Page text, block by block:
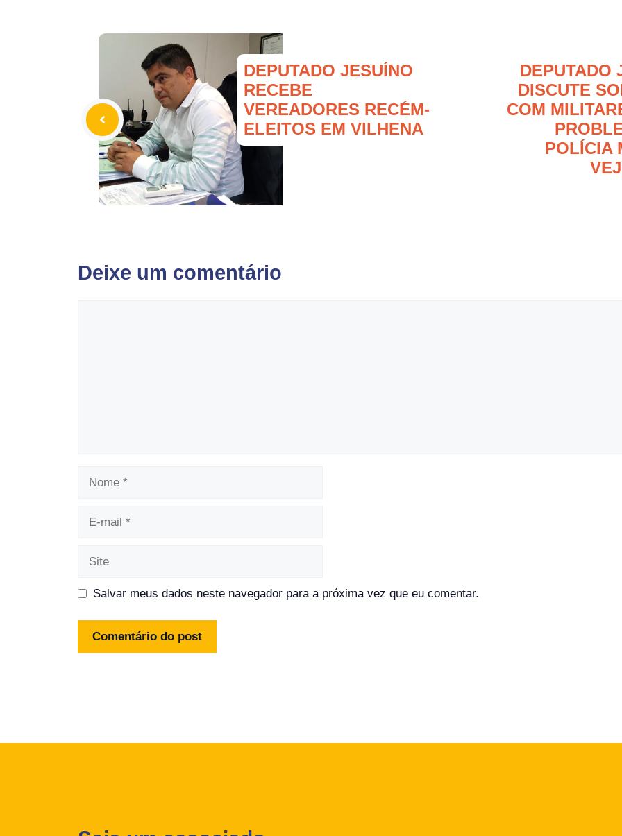
DEPUTADO JESUÍNO
RECEBE
VEREADORES RECÉM-
ELEITOS EM VILHENA
DEPUTADO
DISCUTE
COM
POLÍCIA
Deixe um comentário
Salvar meus dados neste navegador para a próxima vez que eu comentar.